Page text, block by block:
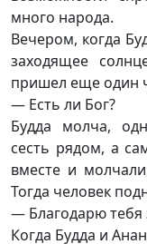
много народа.
Вечером, когда
заходящее
пришел еще один
— Есть ли Бог?
Будда молча,
сесть рядом, а
вместе и
Тогда человек
— Благодарю тебя
Когда Будда и